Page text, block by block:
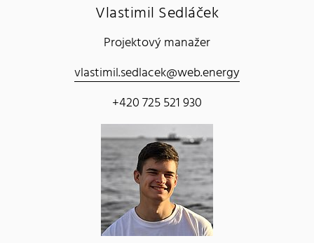
Vlastimil Sedláček
Projektový manažer
vlastimil.sedlacek@web.energy
+420 725 521 930